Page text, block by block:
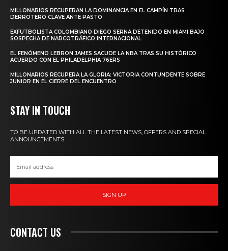
MILLONARIOS RECUPERAN LA DOMINANCIA EN EL CAMPÍN TRAS
DERROTERO CLAVE ANTE PASTO
EXFUTBOLISTA COLOMBIANO DIEGO SERNA DETENIDO EN MIAMI BAJO
SOSPECHA DE NARCOTRÁFICO INTERNACIONAL
EL FENÓMENO LEBRON JAMES SACUDE LA NBA TRAS SU HISTÓRICO
ACUERDO CON EL PHILADELPHIA 76ERS
MILLONARIOS RECUPERA LA GLORIA: VICTORIA CONTUNDENTE SOBRE
JUNIOR EN EL CIERRE DEL ENCUENTRO
STAY IN TOUCH
TO BE UPDATED WITH ALL THE LATEST NEWS, OFFERS AND SPECIAL
ANNOUNCEMENTS.
SIGN UP
CONTACT US